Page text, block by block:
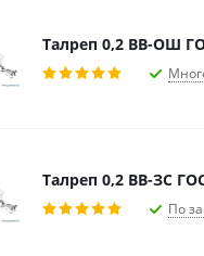
Талреп 0,2 ВВ-ОШ
Талреп 0,2 ВВ-ЗС
По